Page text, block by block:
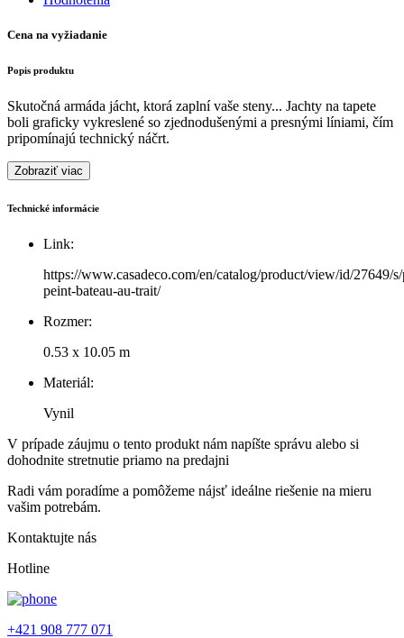
Cena na vyžiadanie
Popis produktu
Skutočná armáda jácht, ktorá zaplní vaše steny... Jachty na tapete
boli graficky vykreslené so zjednodušenými a presnými líniami, čím
pripomínajú technický náčrt.
Zobraziť viac
Technické informácie
Link:
https://www.casadeco.com/en/catalog/product/view/id/27649/
peint-bateau-au-trait/
Rozmer:
0.53 x 10.05 m
Materiál:
Vynil
V prípade záujmu o tento produkt nám napíšte správu alebo si
dohodnite stretnutie priamo na predajni
Radi vám poradíme a pomôžeme nájsť ideálne riešenie na mieru
vašim potrebám.
Kontaktujte nás
Hotline
+421 908 777 071